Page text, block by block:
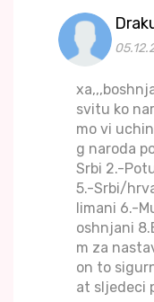
svitu ko
mo vi
g naroda
Srbi 2.-
5.-Srbi/
limani 6.-
oshnjani
m za
on to
at sljedeci